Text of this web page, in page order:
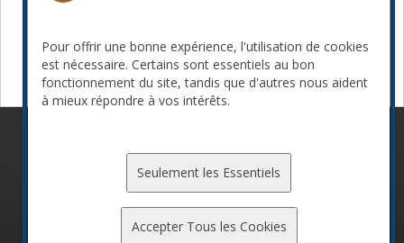
Devenir commanditaire
Pour offrir une bonne expérience, l'utilisation de cookies
est nécessaire. Certains sont essentiels au bon
fonctionnement du site, tandis que d'autres nous aident
à mieux répondre à vos intérêts.
Seulement les Essentiels
Accepter Tous les Cookies